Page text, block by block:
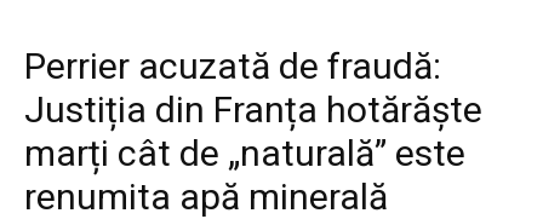
Perrier acuzată de fraudă:
Justiția din Franța hotărăște
marți cât de „naturală” este
renumita apă minerală